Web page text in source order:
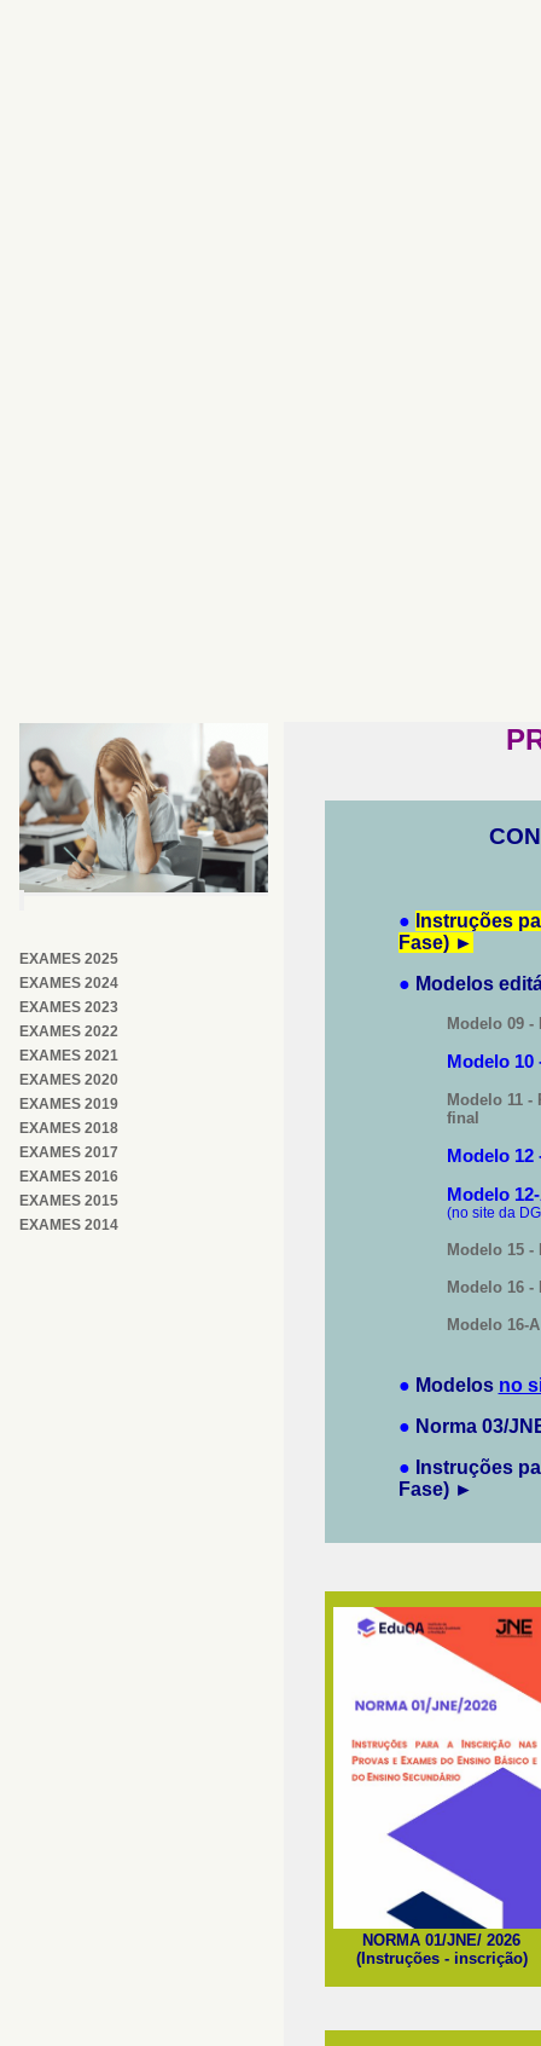
EXAMES 2025
EXAMES 2024
EXAMES 2023
EXAMES 2022
EXAMES 2021
EXAMES 2020
EXAMES 2019
EXAMES 2018
EXAMES 2017
EXAMES 2016
EXAMES 2015
EXAMES 2014
● Instruções
Fase) ►
● Modelos
Modelo 09
Modelo
Modelo 11
final
Modelo
Modelo
(no site da
Modelo 15
Modelo 16
Modelo 16-
● Modelos no
● Norma 03/
● Instruções
Fase) ►
NORMA 01/JNE/ 2026
(Instruções - inscrição)